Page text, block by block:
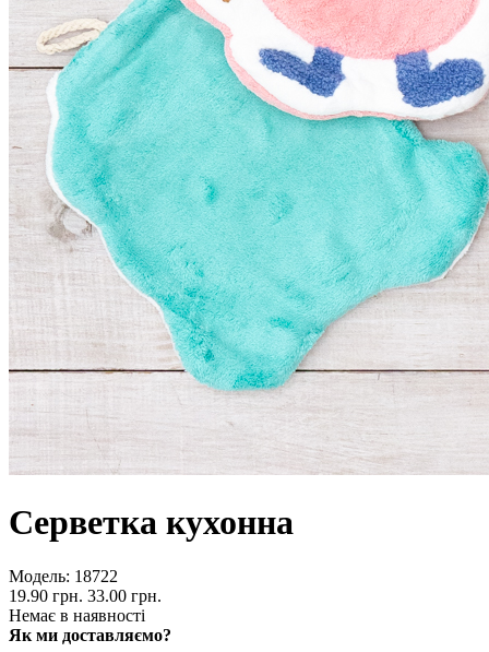
Серветка кухонна
Модель: 18722
19.90 грн. 33.00 грн.
Немає в наявності
Як ми доставляємо?